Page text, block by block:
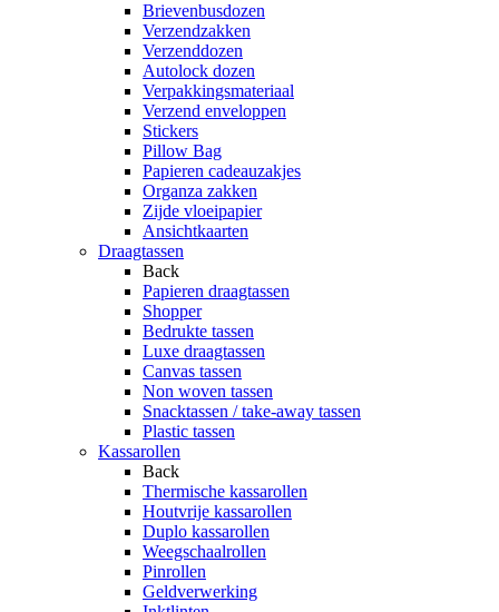
Brievenbusdozen
Verzendzakken
Verzenddozen
Autolock dozen
Verpakkingsmateriaal
Verzend enveloppen
Stickers
Pillow Bag
Papieren cadeauzakjes
Organza zakken
Zijde vloeipapier
Ansichtkaarten
Draagtassen
Back
Papieren draagtassen
Shopper
Bedrukte tassen
Luxe draagtassen
Canvas tassen
Non woven tassen
Snacktassen / take-away tassen
Plastic tassen
Kassarollen
Back
Thermische kassarollen
Houtvrije kassarollen
Duplo kassarollen
Weegschaalrollen
Pinrollen
Geldverwerking